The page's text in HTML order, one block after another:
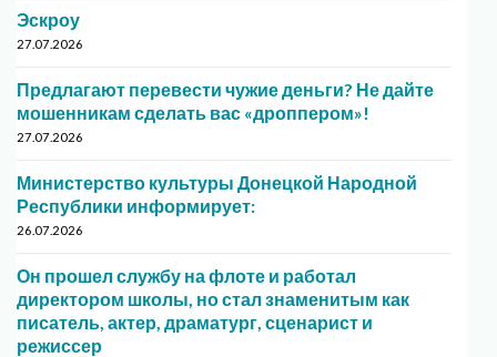
Эскроу
27.07.2026
Предлагают перевести чужие деньги? Не дайте
мошенникам сделать вас «дроппером»!
27.07.2026
Министерство культуры Донецкой Народной
Республики информирует:
26.07.2026
Он прошел службу на флоте и работал
директором школы, но стал знаменитым как
писатель, актер, драматург, сценарист и
режиссер